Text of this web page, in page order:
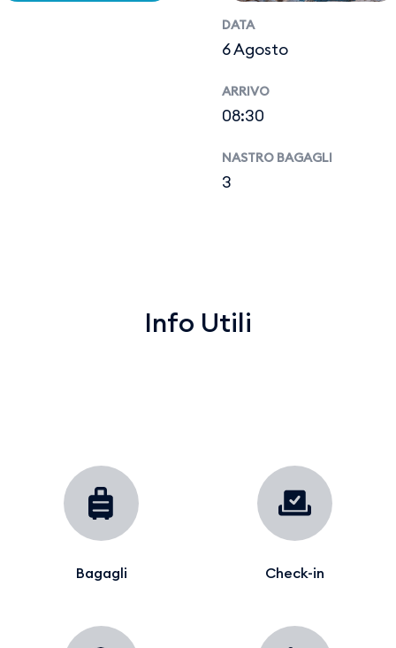
DATA
6 Agosto
ARRIVO
08:30
NASTRO BAGAGLI
3
Info Utili
Bagagli Check-in